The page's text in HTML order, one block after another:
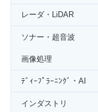
レーダ・LiDAR
ソナー・超音波
画像処理
ﾃﾞｨｰﾌﾟﾗｰﾆﾝｸﾞ・AI
インダストリ